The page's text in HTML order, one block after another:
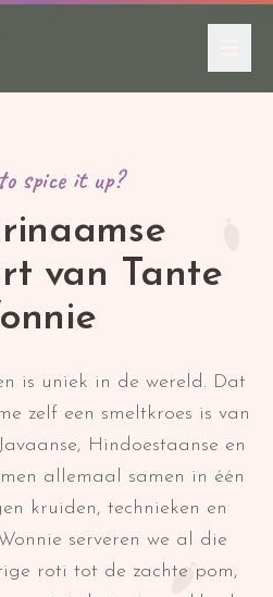
spice it up?
van Tante
is uniek in de wereld. Dat
zelf een smeltkroes is van
Hindoestaanse en
allemaal samen in één
kruiden, technieken en
serveren we al die
roti tot de zachte pom,